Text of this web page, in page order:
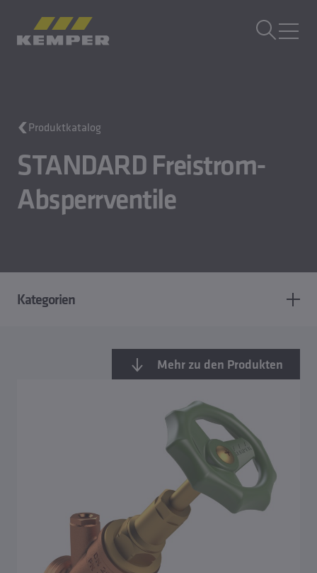
Gusstechnik
Walzprodukte
Unternehmen
Karriere
DE| CH Sprachwechsler
Produktkatalog
STANDARD Freistrom-
Absperrventile
Kategorien
Absperrventile aus Rotguss mit Flanschanschluss
WESER Freistrom-Absperrventile aus Rotguss
ECO Freistrom-Absperrventile aus Rotguss
STANDARD Freistrom-Absperrventile
Mehr zu den Produkten